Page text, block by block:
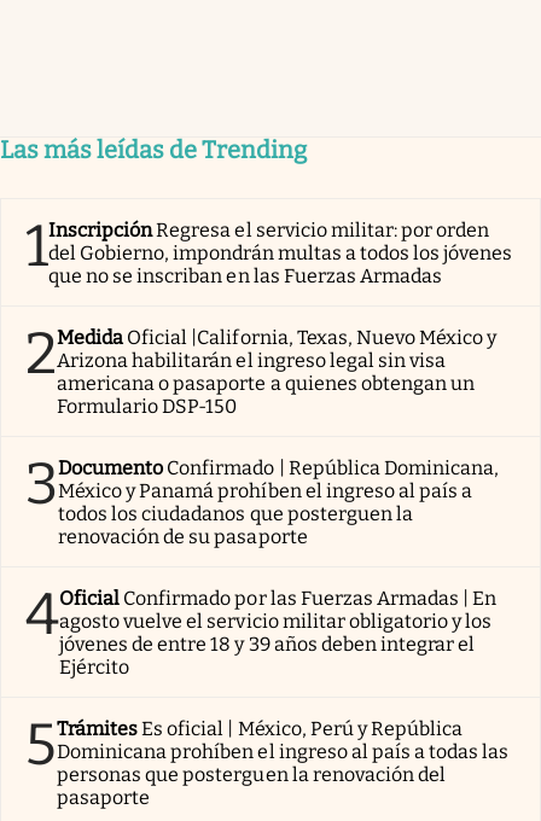
Las más leídas de Trending
1InscripciónRegresa el servicio militar: por orden
del Gobierno, impondrán multas a todos los jóvenes
que no se inscriban en las Fuerzas Armadas
2Medida Oficial |California, Texas, Nuevo México y
Arizona habilitarán el ingreso legal sin visa
americana o pasaporte a quienes obtengan un
Formulario DSP-150
3Documento Confirmado | República Dominicana,
México y Panamá prohíben el ingreso al país a
todos los ciudadanos que posterguen la
renovación de su pasaporte
4Oficial Confirmado por las Fuerzas Armadas | En
agosto vuelve el servicio militar obligatorio y los
jóvenes de entre 18 y 39 años deben integrar el
Ejército
5TrámitesEs oficial | México, Perú y República
Dominicana prohíben el ingreso al país a todas las
personas que posterguen la renovación del
pasaporte